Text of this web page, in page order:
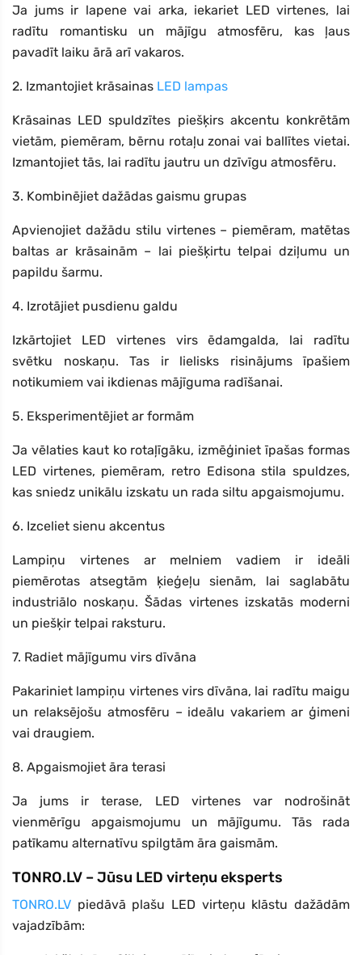
Ja jums ir lapene vai arka, iekariet LED virtenes, lai
radītu romantisku un mājīgu atmosfēru, kas ļaus
pavadīt laiku ārā arī vakaros.
2. Izmantojiet krāsainas LED lampas
Krāsainas LED spuldzītes piešķirs akcentu konkrētām
vietām, piemēram, bērnu rotaļu zonai vai ballītes vietai.
Izmantojiet tās, lai radītu jautru un dzīvīgu atmosfēru.
3. Kombinējiet dažādas gaismu grupas
Apvienojiet dažādu stilu virtenes – piemēram, matētas
baltas ar krāsainām – lai piešķirtu telpai dziļumu un
papildu šarmu.
4. Izrotājiet pusdienu galdu
Izkārtojiet LED virtenes virs ēdamgalda, lai radītu
svētku noskaņu. Tas ir lielisks risinājums īpašiem
notikumiem vai ikdienas mājīguma radīšanai.
5. Eksperimentējiet ar formām
Ja vēlaties kaut ko rotaļīgāku, izmēģiniet īpašas formas
LED virtenes, piemēram, retro Edisona stila spuldzes,
kas sniedz unikālu izskatu un rada siltu apgaismojumu.
6. Izceliet sienu akcentus
Lampiņu virtenes ar melniem vadiem ir ideāli
piemērotas atsegtām ķieģeļu sienām, lai saglabātu
industriālo noskaņu. Šādas virtenes izskatās moderni
un piešķir telpai raksturu.
7. Radiet mājīgumu virs dīvāna
Pakariniet lampiņu virtenes virs dīvāna, lai radītu maigu
un relaksējošu atmosfēru – ideālu vakariem ar ģimeni
vai draugiem.
8. Apgaismojiet āra terasi
Ja jums ir terase, LED virtenes var nodrošināt
vienmērīgu apgaismojumu un mājīgumu. Tās rada
patīkamu alternatīvu spilgtām āra gaismām.
TONRO.LV – Jūsu LED virteņu eksperts
TONRO.LV piedāvā plašu LED virteņu klāstu dažādām
vajadzībām: